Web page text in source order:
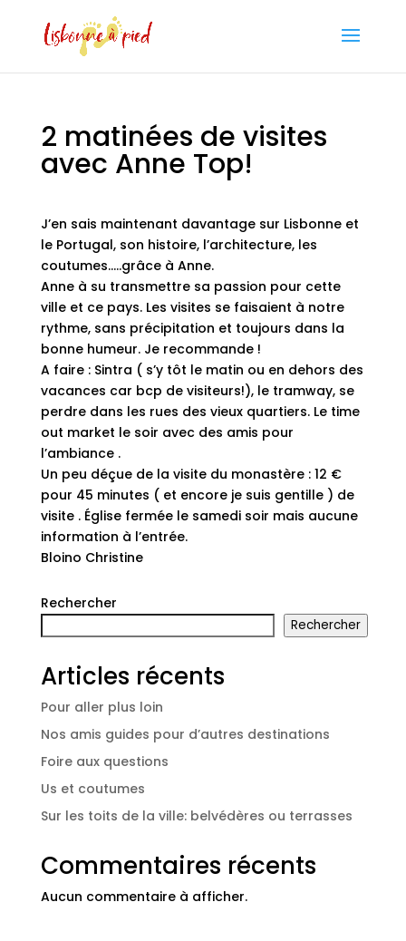
2 matinées de visites
avec Anne Top!
J’en sais maintenant davantage sur Lisbonne et
le Portugal, son histoire, l’architecture, les
coutumes…..grâce à Anne.
Anne à su transmettre sa passion pour cette
ville et ce pays. Les visites se faisaient à notre
rythme, sans précipitation et toujours dans la
bonne humeur. Je recommande !
A faire : Sintra ( s’y tôt le matin ou en dehors des
vacances car bcp de visiteurs!), le tramway, se
perdre dans les rues des vieux quartiers. Le time
out market le soir avec des amis pour
l’ambiance .
Un peu déçue de la visite du monastère : 12 €
pour 45 minutes ( et encore je suis gentille ) de
visite . Église fermée le samedi soir mais aucune
information à l’entrée.
Bloino Christine
Rechercher
Rechercher
Articles récents
Pour aller plus loin
Nos amis guides pour d’autres destinations
Foire aux questions
Us et coutumes
Sur les toits de la ville: belvédères ou terrasses
Commentaires récents
Aucun commentaire à afficher.